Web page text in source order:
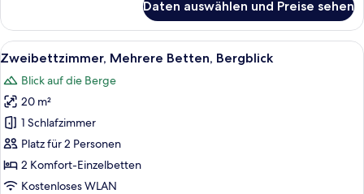
Bergblick
Daten auswählen und Preise sehen
Alle
Fotos
für
Zweibettzimmer,
Mehrere
Betten,
Bergblick
anzeigen
Ein modernes Zimmer mit einem
10
Zweibettzimmer, Mehrere Betten, Bergblick
Blick auf die Berge
20 m²
1 Schlafzimmer
Platz für 2 Personen
2 Komfort-Einzelbetten
Kostenloses WLAN